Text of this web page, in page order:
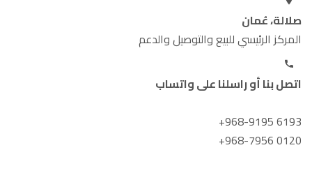
صلالة، عُمان
المركز الرئيسي للبيع والتوصيل والدعم
اتصل بنا أو راسلنا على واتساب
+968-9195 6193
+968-7956 0120